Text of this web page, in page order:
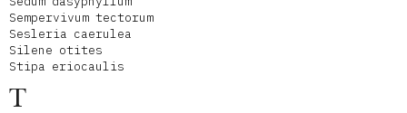
Sempervivum tectorum
Sesleria caerulea
Silene otites
Stipa eriocaulis
T